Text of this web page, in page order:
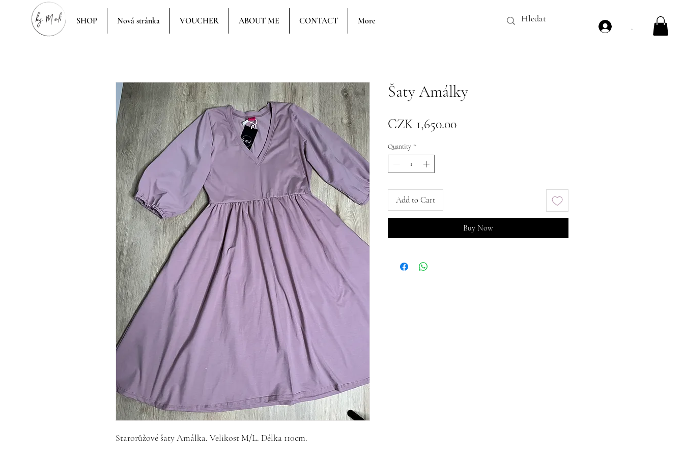
SHOP Nová stránka VOUCHER ABOUT ME CONTACT More .
Starorůžové šaty Amálka. Velikost M/L. Délka 110cm.
Šaty Amálky
CZK 1,650.00Price
Quantity *
Add to Cart
Buy Now